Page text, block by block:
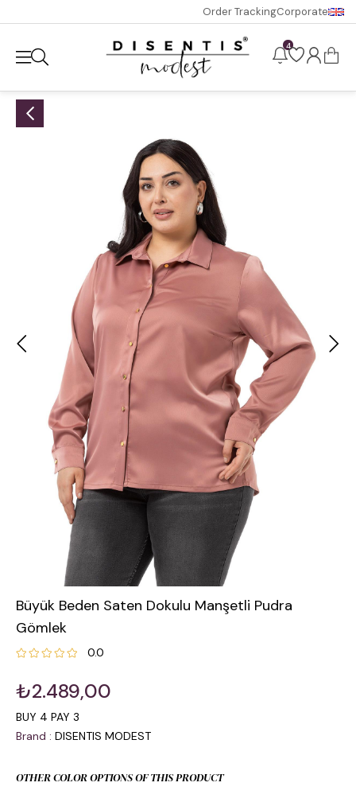
Order TrackingCorporate
4
Büyük Beden Saten Dokulu Manşetli Pudra
Gömlek
0.0
₺2.489,00
BUY 4 PAY 3
Brand : DISENTIS MODEST
OTHER COLOR OPTIONS OF THIS PRODUCT